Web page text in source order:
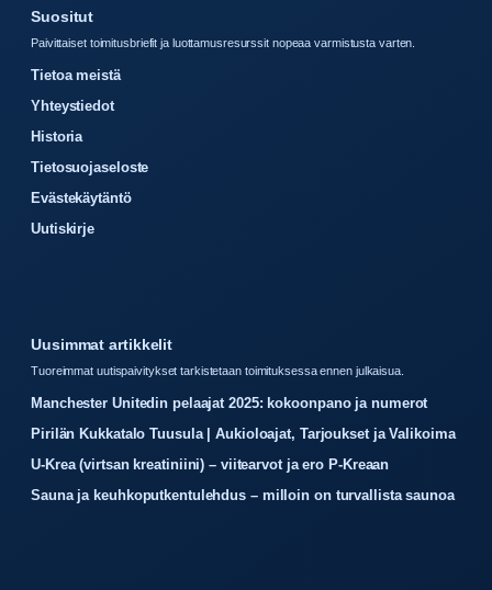
Suositut
Paivittaiset toimitusbriefit ja luottamusresurssit nopeaa varmistusta varten.
Tietoa meistä
Yhteystiedot
Historia
Tietosuojaseloste
Evästekäytäntö
Uutiskirje
Uusimmat artikkelit
Tuoreimmat uutispaivitykset tarkistetaan toimituksessa ennen julkaisua.
Manchester Unitedin pelaajat 2025: kokoonpano ja numerot
Pirilän Kukkatalo Tuusula | Aukioloajat, Tarjoukset ja Valikoima
U-Krea (virtsan kreatiniini) – viitearvot ja ero P-Kreaan
Sauna ja keuhkoputkentulehdus – milloin on turvallista saunoa